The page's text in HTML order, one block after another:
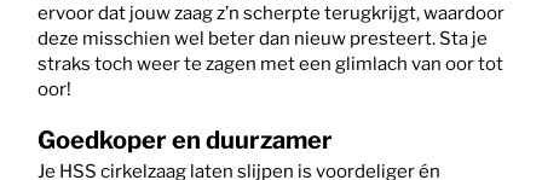
ervoor dat jouw zaag z’n scherpte terugkrijgt, waardoor
deze misschien wel beter dan nieuw presteert. Sta je
straks toch weer te zagen met een glimlach van oor tot
oor!
Goedkoper en duurzamer
Je HSS cirkelzaag laten slijpen is voordeliger én